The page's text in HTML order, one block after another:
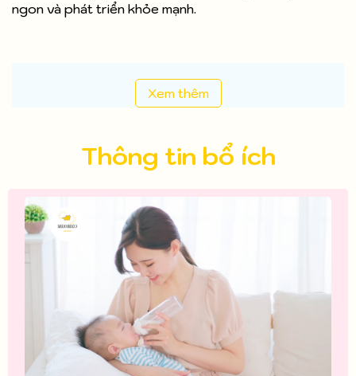
ngon và phát triển khỏe mạnh.
Xem thêm
Thông tin bổ ích